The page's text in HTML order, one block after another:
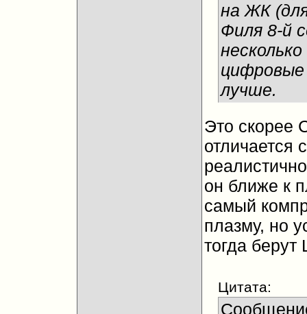
на ЖК
Филя 8-й
цифровые
лучше.
Это скорее
отличается
он ближе к
самый
плазму, но
тогда
Цитата: